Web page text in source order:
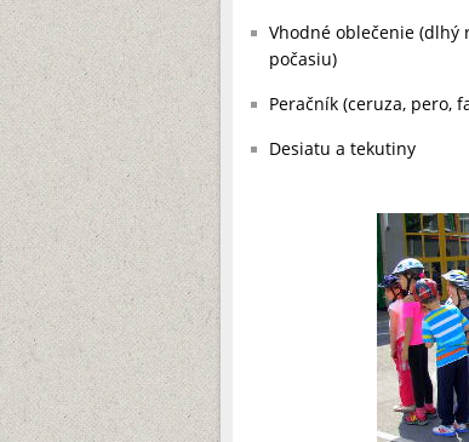
Vhodné oblečenie (dlhý
počasiu)
Peračník (ceruza, pero,
Desiatu a tekutiny